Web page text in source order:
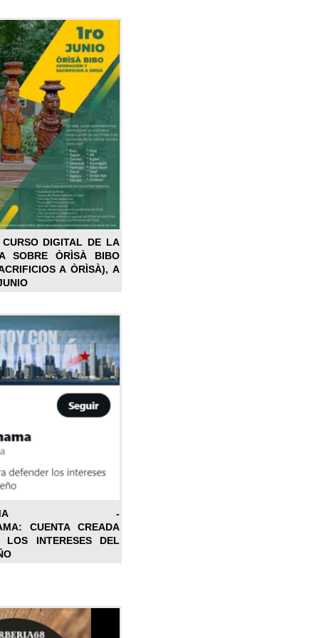
DIGITAL DE LA
SOBRE ÒRÌSÀ BIBO
A ÒRÌSÀ), A
-
CUENTA CREADA
LOS INTERESES DEL